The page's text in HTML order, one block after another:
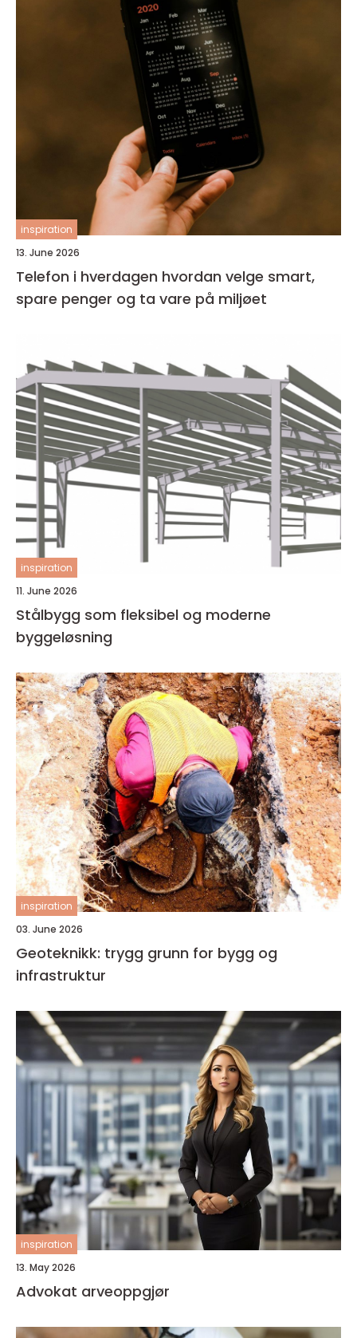
inspiration
13. June 2026
Telefon i hverdagen hvordan velge smart,
spare penger og ta vare på miljøet
inspiration
11. June 2026
Stålbygg som fleksibel og moderne
byggeløsning
inspiration
03. June 2026
Geoteknikk: trygg grunn for bygg og
infrastruktur
inspiration
13. May 2026
Advokat arveoppgjør